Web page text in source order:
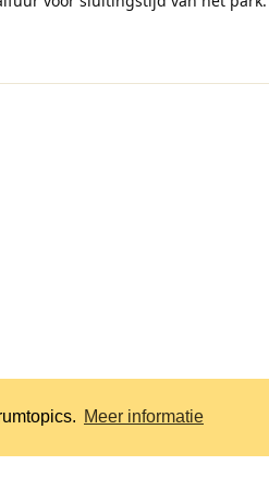
Meer informatie